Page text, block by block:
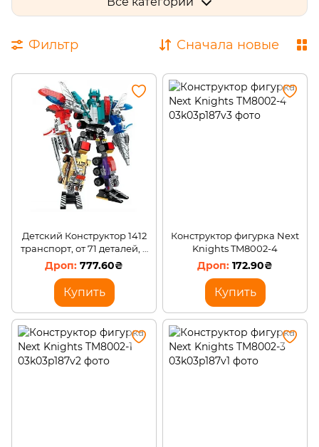
Волшебные палочки
Фильтр Сначала новые
Детский Конструктор 1412
транспорт, от 71 деталей, 6
шт (6 видов) в дисплее 22-
777.60₴
Купить
Конструктор фигурка Next
Knights TM8002-4
172.90₴
Купить